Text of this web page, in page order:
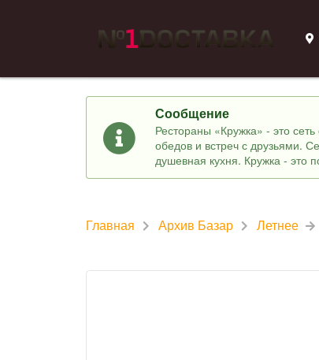
Сообщение
Рестораны «Кружка» - это
обедов и встреч с друзьями.
душевная кухня. Кружка - это
Главная Архив Базар Летнее